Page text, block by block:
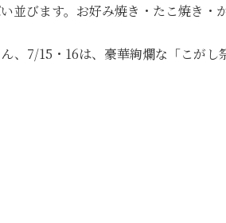
並びます。お好み焼き・たこ焼き・
、7/15・16は、豪華絢爛な「こが